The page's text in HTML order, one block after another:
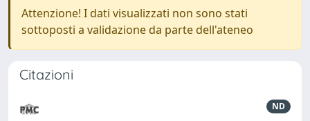
Attenzione! I dati visualizzati non sono stati
sottoposti a validazione da parte dell'ateneo
Citazioni
ND